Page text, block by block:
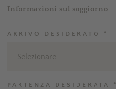
Informazioni sul soggiorno
ARRIVO DESIDERATO *
Selezionare
PARTENZA DESIDERATA *